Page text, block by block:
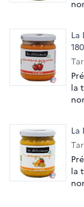
La
la
La
la